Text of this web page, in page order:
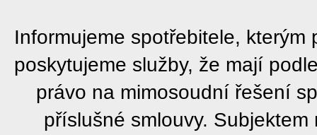
Informujeme spotřebitele, kterým
poskytujeme služby, že mají
právo na mimosoudní řešení
příslušné smlouvy.